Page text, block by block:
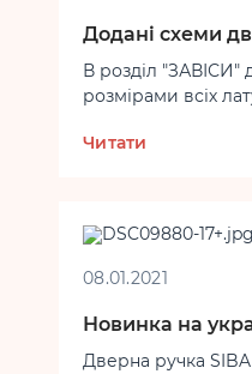
не втрачаючи при
публічних
закладів.
В розділ "ЗАВІСИ"
розмірами всіх
кутових завіс!
Читати
08.01.2021
Новинка на
Дверна ручка